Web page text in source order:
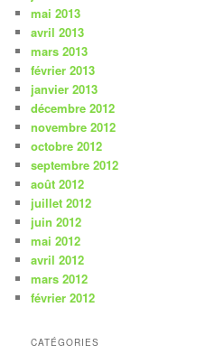
mai 2013
avril 2013
mars 2013
février 2013
janvier 2013
décembre 2012
novembre 2012
octobre 2012
septembre 2012
août 2012
juillet 2012
juin 2012
mai 2012
avril 2012
mars 2012
février 2012
CATÉGORIES